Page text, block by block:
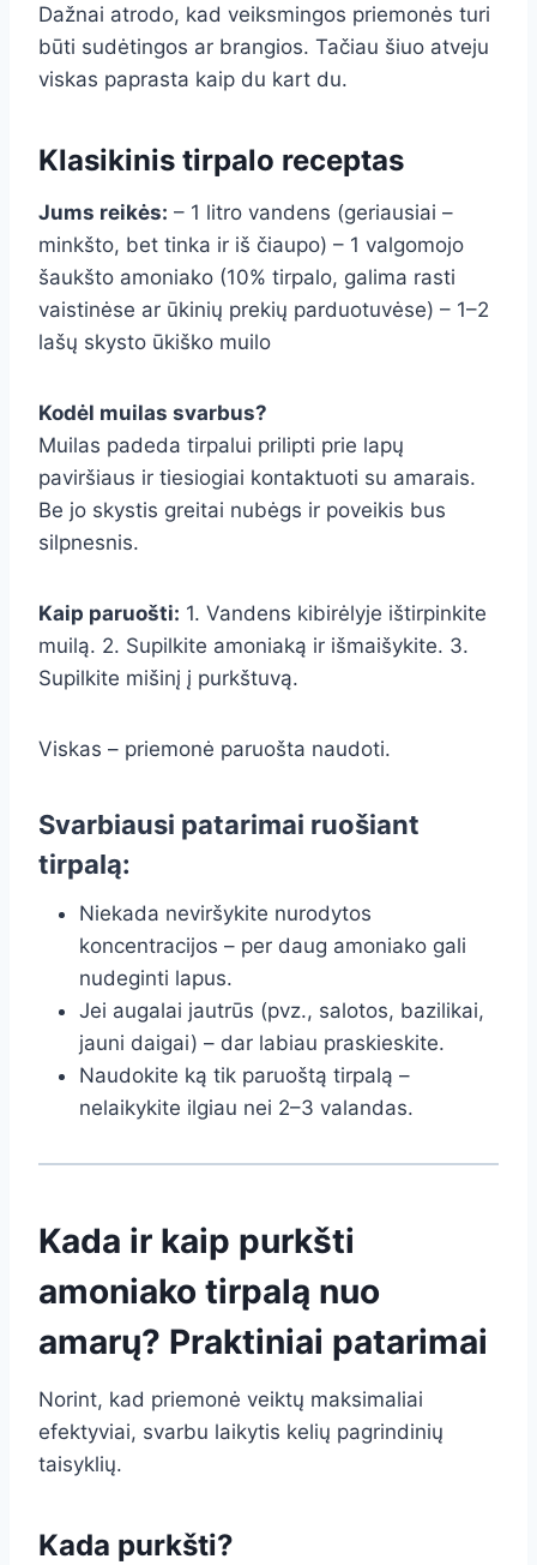
Dažnai atrodo, kad veiksmingos priemonės turi
būti sudėtingos ar brangios. Tačiau šiuo atveju
viskas paprasta kaip du kart du.
Klasikinis tirpalo receptas
Jums reikės: – 1 litro vandens (geriausiai –
minkšto, bet tinka ir iš čiaupo) – 1 valgomojo
šaukšto amoniako (10% tirpalo, galima rasti
vaistinėse ar ūkinių prekių parduotuvėse) – 1–2
lašų skysto ūkiško muilo
Kodėl muilas svarbus?
Muilas padeda tirpalui prilipti prie lapų
paviršiaus ir tiesiogiai kontaktuoti su amarais.
Be jo skystis greitai nubėgs ir poveikis bus
silpnesnis.
Kaip paruošti: 1. Vandens kibirėlyje ištirpinkite
muilą. 2. Supilkite amoniaką ir išmaišykite. 3.
Supilkite mišinį į purkštuvą.
Viskas – priemonė paruošta naudoti.
Svarbiausi patarimai ruošiant
tirpalą:
Niekada neviršykite nurodytos
koncentracijos – per daug amoniako gali
nudeginti lapus.
Jei augalai jautrūs (pvz., salotos, bazilikai,
jauni daigai) – dar labiau praskieskite.
Naudokite ką tik paruoštą tirpalą –
nelaikykite ilgiau nei 2–3 valandas.
Kada ir kaip purkšti
amoniako tirpalą nuo
amarų? Praktiniai patarimai
Norint, kad priemonė veiktų maksimaliai
efektyviai, svarbu laikytis kelių pagrindinių
taisyklių.
Kada purkšti?